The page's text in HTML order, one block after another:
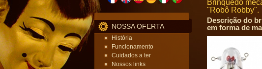
NOSSA OFERTA
História
Funcionamento
Cuidados a ter
Nossos links
Brinquedo
"Robô Robby".
Descrição do
em forma de